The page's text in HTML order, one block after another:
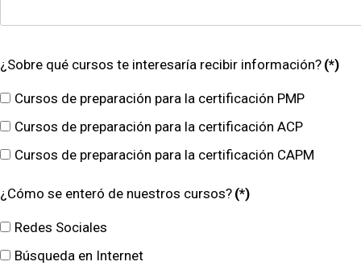
¿Sobre qué cursos te interesaría recibir información? (*)
Cursos de preparación para la certificación PMP
Cursos de preparación para la certificación ACP
Cursos de preparación para la certificación CAPM
¿Cómo se enteró de nuestros cursos? (*)
Redes Sociales
Búsqueda en Internet